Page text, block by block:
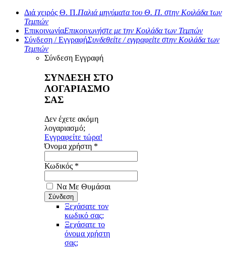
Διά χειρός Θ. Π.Παλιά μηνύματα του Θ. Π. στην Κοιλάδα των
Τεμπών
ΕπικοινωνίαΕπικοινωνήστε με την Κοιλάδα των Τεμπών
Σύνδεση / ΕγγραφήΣυνδεθείτε / εγγραφείτε στην Κοιλάδα των
Τεμπών
Σύνδεση Εγγραφή
ΣΥΝΔΕΣΗ ΣΤΟ
ΛΟΓΑΡΙΑΣΜΟ
ΣΑΣ
Δεν έχετε ακόμη
λογαριασμό;
Εγγραφείτε τώρα!
Όνομα χρήστη *
Κωδικός *
Να Με Θυμάσαι
Ξεχάσατε τον
κωδικό σας;
Ξεχάσατε το
όνομα χρήστη
σας;